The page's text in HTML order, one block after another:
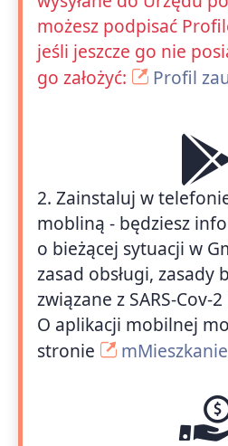
możesz podpisać
jeśli jeszcze go nie
go założyć:
Profil
2. Zainstaluj w
mobliną - będziesz
o bieżącej sytuacji w
zasad obsługi, zasady
związane z SARS-Cov-
O aplikacji mobilnej
stronie